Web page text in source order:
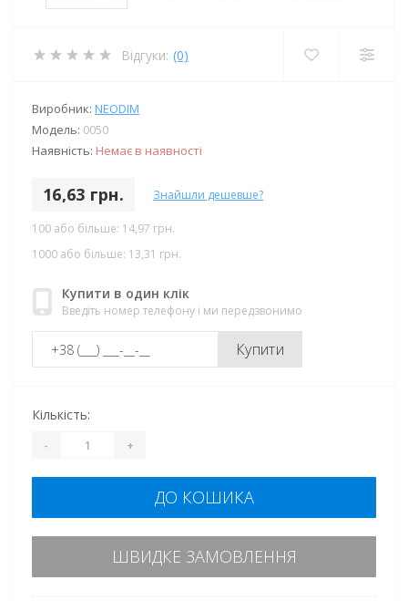
Відгуки: (0)
Виробник: NEODIM
Модель: 0050
Наявність: Немає в наявності
16,63 грн. Знайшли дешевше?
100 або більше: 14,97 грн.
1000 або більше: 13,31 грн.
Купити в один клік
Введіть номер телефону і ми передзвонимо
Купити
Кількість:
- +
ДО КОШИКА
ШВИДКЕ ЗАМОВЛЕННЯ